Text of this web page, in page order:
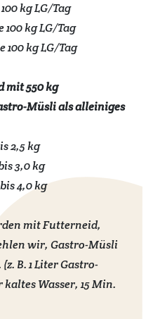
kg LG/Tag
kg LG/Tag
100 kg LG/Tag
mit 550 kg
Müsli als alleiniges
2,5 kg
3,0 kg
4,0 kg
mit Futterneid,
wir, Gastro-Müsli
B. 1 Liter Gastro-
Wasser, 15 Min.